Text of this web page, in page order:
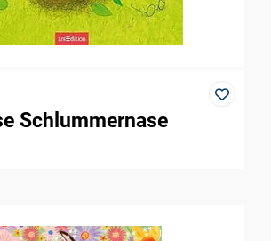
Schlummernase